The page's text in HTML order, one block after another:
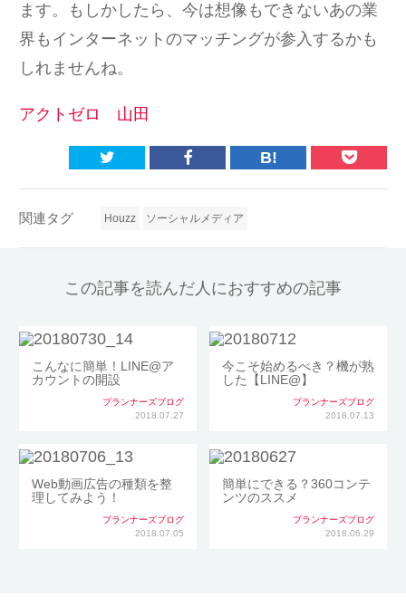
ます。もしかしたら、今は想像もできないあの業
界もインターネットのマッチングが参入するかも
しれませんね。
アクトゼロ 山田
B!
関連タグ Houzz ソーシャルメディア
この記事を読んだ人におすすめの記事
こんなに簡単！LINE@ア
カウントの開設
プランナーズブログ
2018.07.27
今こそ始めるべき？機が熟
した【LINE@】
プランナーズブログ
2018.07.13
Web動画広告の種類を整
理してみよう！
プランナーズブログ
2018.07.05
簡単にできる？360コンテ
ンツのススメ
プランナーズブログ
2018.06.29